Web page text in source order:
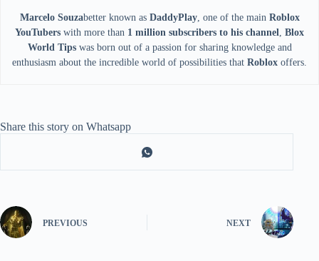
Marcelo Souzabetter known as DaddyPlay, one of the main Roblox
YouTubers with more than 1 million subscribers to his channel, Blox
World Tips was born out of a passion for sharing knowledge and
enthusiasm about the incredible world of possibilities that Roblox offers.
Share this story on Whatsapp
PREVIOUS NEXT